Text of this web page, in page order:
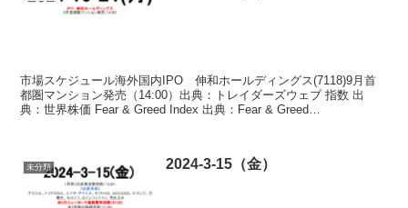
市場スケジュール海外国内IPO 伸和ホールディングス(7118)9月首
都圏マンション発売（14:00）出典：トレイダーズウェブ 指数 出
典：世界株価 Fear & Greed Index 出典：Fear & Greed
未分類 2024-3-15（金）